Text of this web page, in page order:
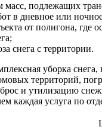
подлежащих
в дневное или
от полигона, где
снега с территории.
уборка
территорий,
и утилизацию
каждая услуга по